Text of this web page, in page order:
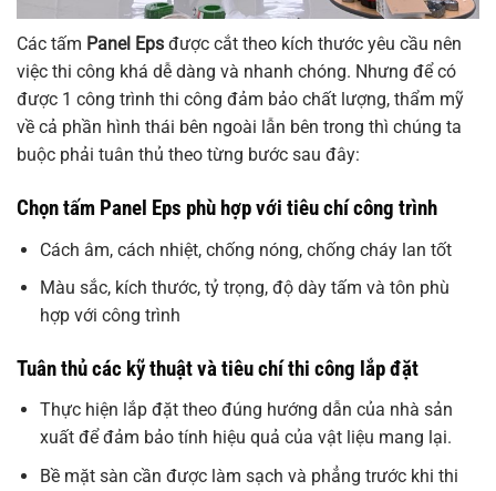
Các tấm Panel Eps được cắt theo kích thước yêu cầu nên
việc thi công khá dễ dàng và nhanh chóng. Nhưng để có
được 1 công trình thi công đảm bảo chất lượng, thẩm mỹ
về cả phần hình thái bên ngoài lẫn bên trong thì chúng ta
buộc phải tuân thủ theo từng bước sau đây:
Chọn tấm Panel Eps phù hợp với tiêu chí công trình
Cách âm, cách nhiệt, chống nóng, chống cháy lan tốt
Màu sắc, kích thước, tỷ trọng, độ dày tấm và tôn phù
hợp với công trình
Tuân thủ các kỹ thuật và tiêu chí thi công lắp đặt
Thực hiện lắp đặt theo đúng hướng dẫn của nhà sản
xuất để đảm bảo tính hiệu quả của vật liệu mang lại.
Bề mặt sàn cần được làm sạch và phẳng trước khi thi